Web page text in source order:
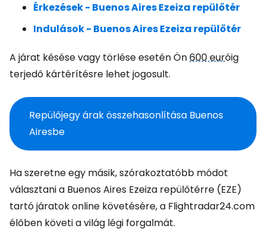
Érkezések - Buenos Aires Ezeiza repülőtér
Indulások - Buenos Aires Ezeiza repülőtér
A járat késése vagy törlése esetén Ön600 euróig
terjedő kártérítésre lehet jogosult.
Repülőjegy árak összehasonlítása Buenos
Airesbe
Ha szeretne egy másik, szórakoztatóbb módot
választani a Buenos Aires Ezeiza repülőtérre (EZE)
tartó járatok online követésére, a Flightradar24.com
élőben követi a világ légi forgalmát.